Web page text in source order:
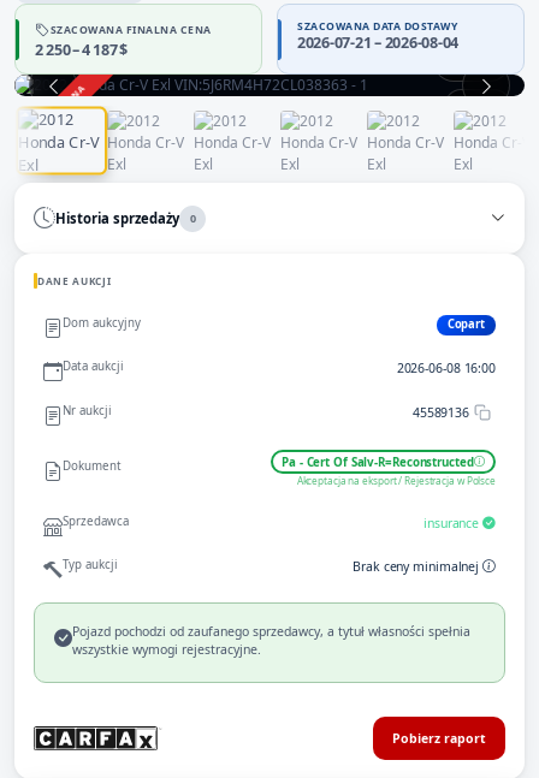
SZACOWANA FINALNA CENA
2 250 – 4 187 $
SZACOWANA DATA DOSTAWY
2026-07-21 – 2026-08-04
ZAKOŃCZONA
Historia sprzedaży 0
DANE AUKCJI
Dom aukcyjny Copart
Data aukcji 2026-06-08 16:00
Nr aukcji 45589136
Dokument Pa - Cert Of Salv-R=Reconstructed
Akceptacja na eksport / Rejestracja w Polsce
Sprzedawca insurance
Typ aukcji Brak ceny minimalnej
Pojazd pochodzi od zaufanego sprzedawcy, a tytuł własności spełnia
wszystkie wymogi rejestracyjne.
Pobierz raport